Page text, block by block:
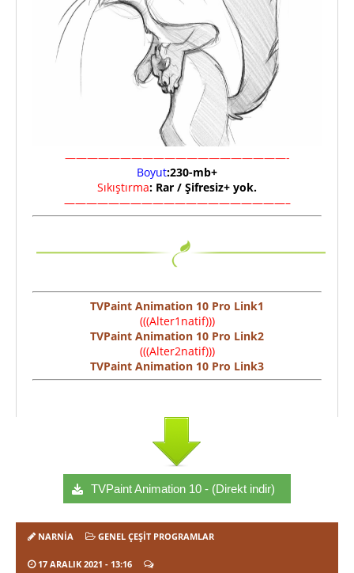
————————————————————-
Boyut:230-mb+
Sıkıştırma: Rar / Şifresiz+ yok.
————————————————————–
TVPaint Animation 10 Pro Link1
(((Alter1natif)))
TVPaint Animation 10 Pro Link2
(((Alter2natif)))
TVPaint Animation 10 Pro Link3
TVPaint Animation 10 - (Direkt indir)
NARNIA GENEL ÇEŞIT PROGRAMLAR
17 ARALIK 2021 - 13:16